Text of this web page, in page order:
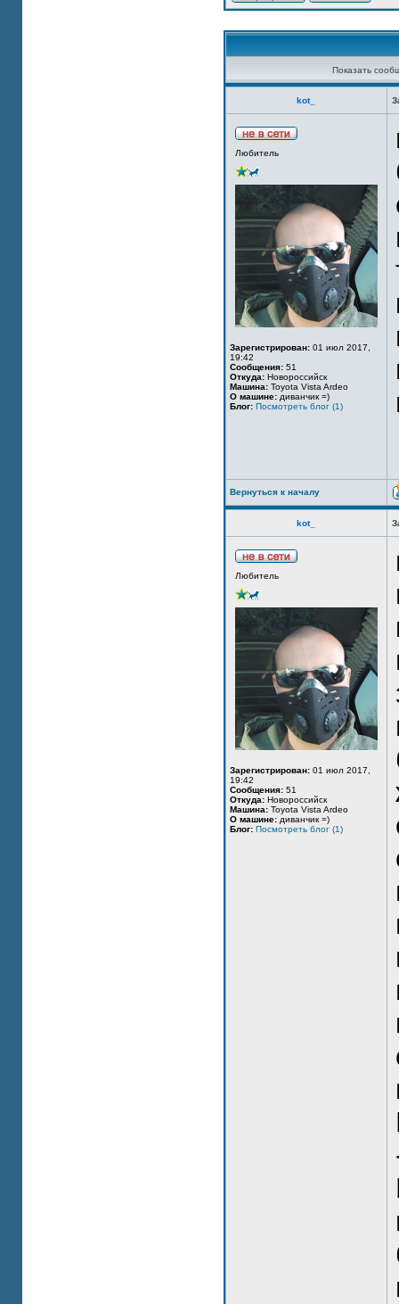
Показать
kot_
Любитель
Зарегистрирован: 01 июл 2017,
19:42
Сообщения: 51
Откуда: Новороссийск
Машина: Toyota Vista Ardeo
О машине: диванчик =)
Блог: Посмотреть блог (1)
Вернуться к началу
kot_
Любитель
Зарегистрирован: 01 июл 2017,
19:42
Сообщения: 51
Откуда: Новороссийск
Машина: Toyota Vista Ardeo
О машине: диванчик =)
Блог: Посмотреть блог (1)